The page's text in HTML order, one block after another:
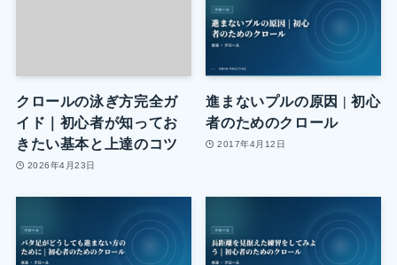
クロールの泳ぎ方完全ガ
イド｜初心者が知ってお
きたい基本と上達のコツ
2026年4月23日
進まないプルの原因 | 初心
者のためのクロール
2017年4月12日